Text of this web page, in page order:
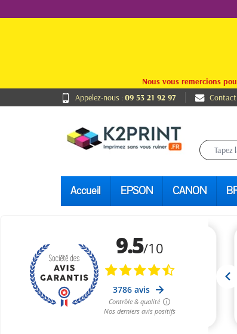
Nous vous remercions
Appelez-nous :09 53 21 92 97 Contact
Accueil EPSON CANON